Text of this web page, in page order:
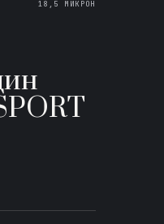
18,5 МИКРОН